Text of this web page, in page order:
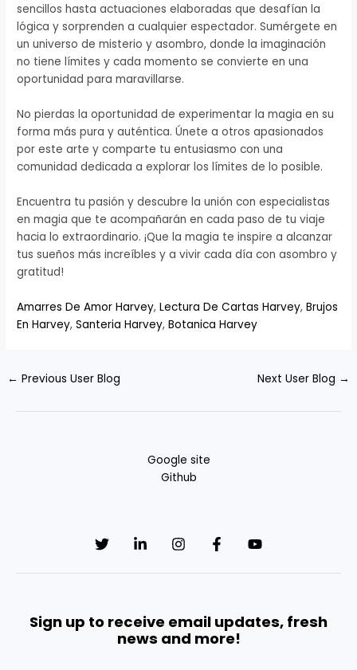
sencillos hasta actuaciones elaboradas que desafían la
lógica y sorprenden a cualquier espectador. Sumérgete en
un universo de misterio y asombro, donde la imaginación
no tiene límites y cada momento se convierte en una
oportunidad para maravillarse.
No pierdas la oportunidad de experimentar la magia en su
forma más pura y auténtica. Únete a otros apasionados
por este arte y comparte tu entusiasmo con una
comunidad dedicada a explorar los límites de lo posible.
Encuentra tu pasión y descubre la unión con especialistas
en magia que te acompañarán en cada paso de tu viaje
hacia lo extraordinario. ¡Que la magia te inspire a alcanzar
tus sueños más increíbles y a vivir cada día con asombro y
gratitud!
Amarres De Amor Harvey,Lectura De Cartas Harvey,Brujos
En Harvey,Santeria Harvey,Botanica Harvey
← Previous User Blog Next User Blog →
Google site
Github
Sign up to receive email updates, fresh
news and more!